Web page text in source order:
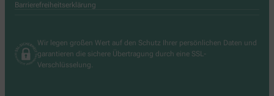
Barrierefreiheitserklärung
Wir legen großen Wert auf den Schutz Ihrer persönlichen Daten und
garantieren die sichere Übertragung durch eine SSL-
Verschlüsselung.